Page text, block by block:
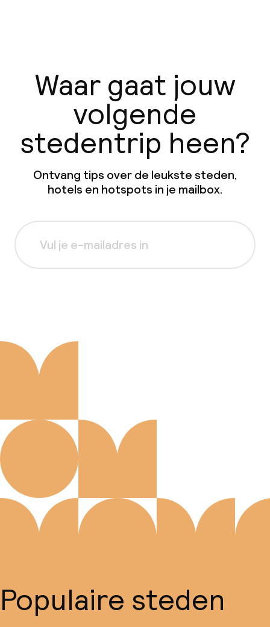
Waar gaat jouw
volgende
stedentrip heen?
Ontvang tips over de leukste steden,
hotels en hotspots in je mailbox.
Populaire steden